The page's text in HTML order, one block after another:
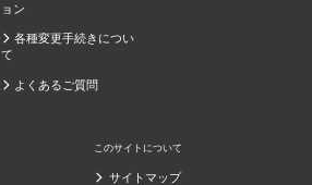
ョン
各種変更手続きについ
て
よくあるご質問
このサイトについて
サイトマップ